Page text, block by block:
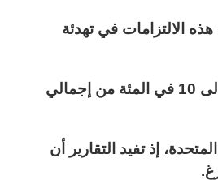
الالتزامات في تهدئة
وفي حال فشلت الشركة في الامتثال، فإنها قد تواجه غرامة تصل إلى 10 في المئة من إجمالي
إذ تفيد التقارير أن